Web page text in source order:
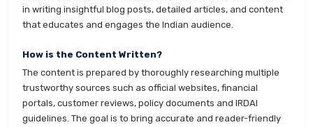
in writing insightful blog posts, detailed articles, and content
that educates and engages the Indian audience.
How is the Content Written?
The content is prepared by thoroughly researching multiple
trustworthy sources such as official websites, financial
portals, customer reviews, policy documents and IRDAI
guidelines. The goal is to bring accurate and reader-friendly